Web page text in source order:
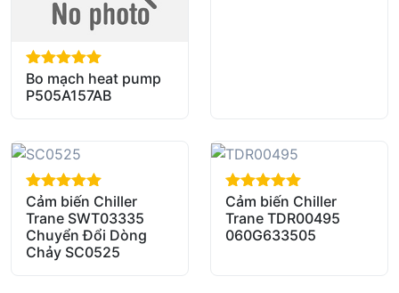
out of 5
Bo mạch heat pump
P505A157AB
out of 5
Cảm biến Chiller
Trane SWT03335
Chuyển Đổi Dòng
Chảy SC0525
out of 5
Cảm biến Chiller
Trane TDR00495
060G633505